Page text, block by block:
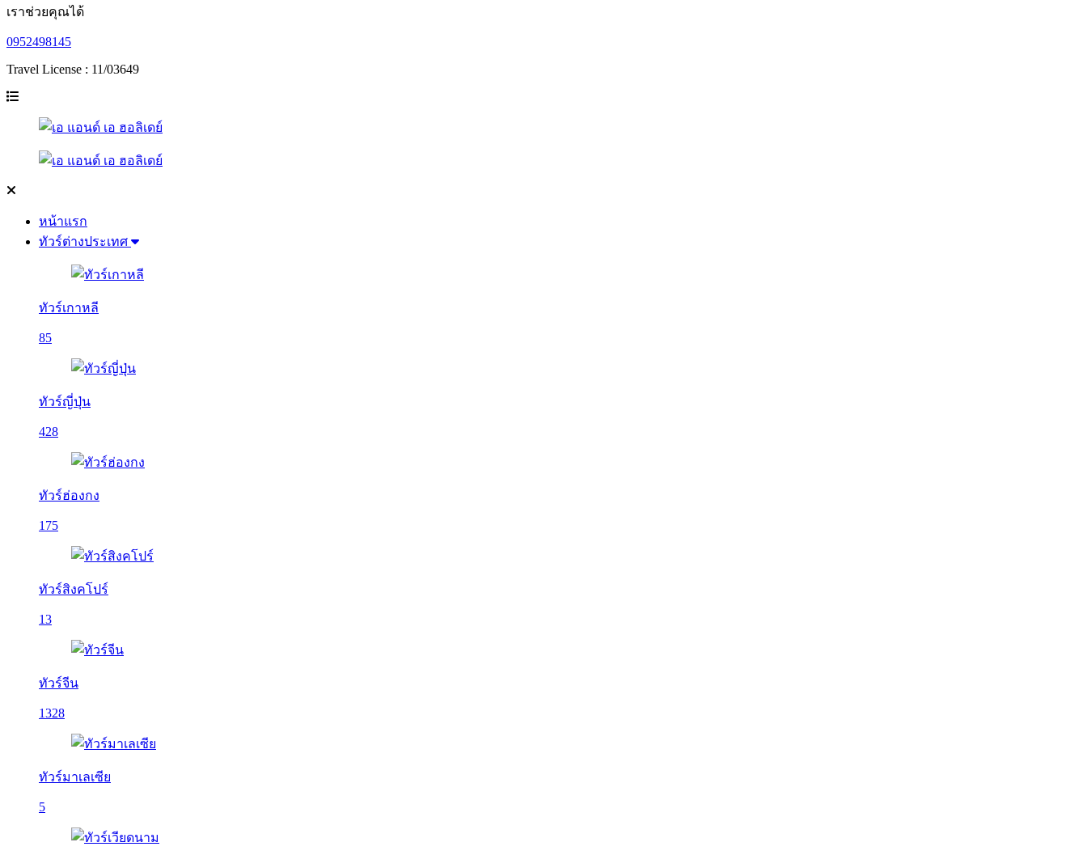
เราช่วยคุณได้
0952498145
Travel License : 11/03649
หน้าแรก
ทัวร์ต่างประเทศ
ทัวร์เกาหลี
85
ทัวร์ญี่ปุ่น
428
ทัวร์ฮ่องกง
175
ทัวร์สิงคโปร์
13
ทัวร์จีน
1328
ทัวร์มาเลเซีย
5